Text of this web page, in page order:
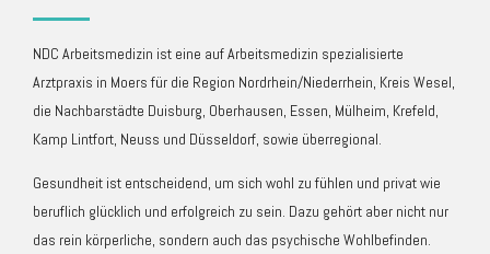
NDC Arbeitsmedizin ist eine auf Arbeitsmedizin spezialisierte
Arztpraxis in Moers für die Region Nordrhein/Niederrhein, Kreis Wesel,
die Nachbarstädte Duisburg, Oberhausen, Essen, Mülheim, Krefeld,
Kamp Lintfort, Neuss und Düsseldorf, sowie überregional.
Gesundheit ist entscheidend, um sich wohl zu fühlen und privat wie
beruflich glücklich und erfolgreich zu sein. Dazu gehört aber nicht nur
das rein körperliche, sondern auch das psychische Wohlbefinden.